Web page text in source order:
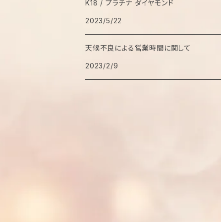
K18 / プラチナ ダイヤモンド
2023/5/22
天候不良による営業時間に関して
2023/2/9